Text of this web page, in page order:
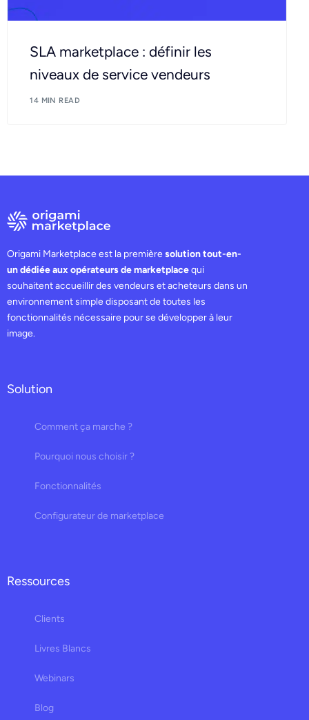
SLA marketplace : définir les
niveaux de service vendeurs
14 MIN READ
Origami Marketplace est la première solution tout-en-
un dédiée aux opérateurs de marketplacequi
souhaitent accueillir des vendeurs et acheteurs dans un
environnement simple disposant de toutes les
fonctionnalités nécessaire pour se développer à leur
image.
Solution
Comment ça marche ?
Pourquoi nous choisir ?
Fonctionnalités
Configurateur de marketplace
Ressources
Clients
Livres Blancs
Webinars
Blog